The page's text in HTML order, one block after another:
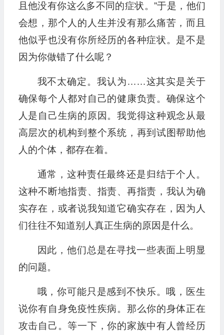
且他没有你这么多不同的症状。”于是，他们
会想，那个人的人生并没有那么痛苦，而且
他似乎也没有你所经历的各种症状。是不是
因为你做错了什么呢？
我不太确定。我认为……这其实是关于
确保每个人都对自己的健康负责。确保这个
人是自己生病的原因。我觉得这种观念从最
高层次的机构到整个系统，再到试图帮助他
人的个体，都存在着。
通常，这种责任最终还是归结于个人。
这种不断地指责、指责、再指责，我认为确
实存在，或者说我知道它确实存在，因为人
们往往不知道别人真正生病的原因是什么。
因此，他们总是在寻找一些表面上明显
的问题。
哦，你可能只是感到不快乐。哦，医生
说你有自身免疫性疾病。那么你的身体正在
攻击自己。等一下，你的家族中有人曾经历